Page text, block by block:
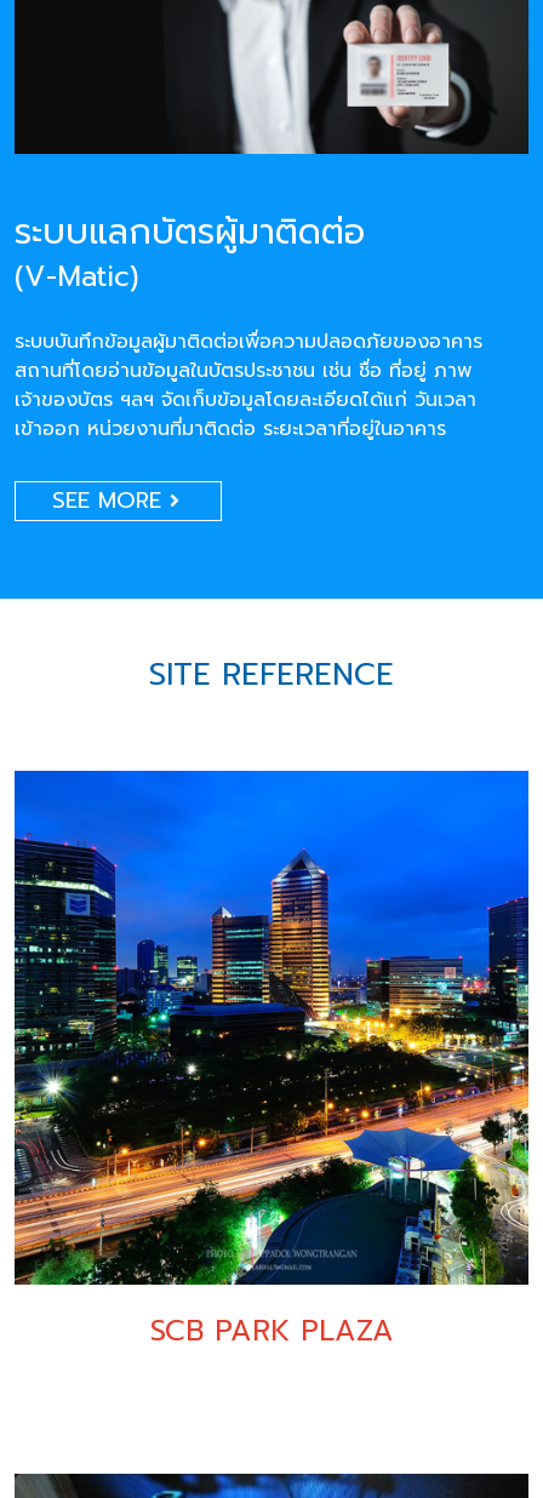
ระบบแลกบัตรผู้มาติดต่อ
(V-Matic)
ระบบบันทึกข้อมูลผู้มาติดต่อเพื่อความปลอดภัยของอาคาร
สถานที่โดยอ่านข้อมูลในบัตรประชาชน เช่น ชื่อ ที่อยู่ ภาพ
เจ้าของบัตร ฯลฯ จัดเก็บข้อมูลโดยละเอียดได้แก่ วันเวลา
เข้าออก หน่วยงานที่มาติดต่อ ระยะเวลาที่อยู่ในอาคาร
SEE MORE
SITE REFERENCE
SCB PARK PLAZA